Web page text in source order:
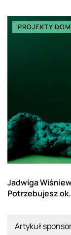
PROJEKTY
Jadwiga
Potrzebujesz
Artykuł